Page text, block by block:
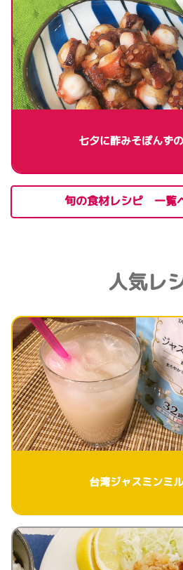
七夕に酢みそぽんず
旬の食材レシピ 一覧
人気レ
台湾ジャスミンミ